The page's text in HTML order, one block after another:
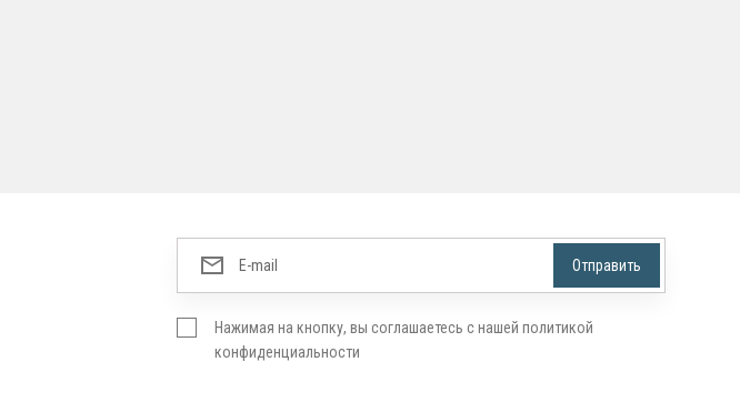
Нажимая на кнопку, вы соглашаетесь с нашей политикой
конфиденциальности